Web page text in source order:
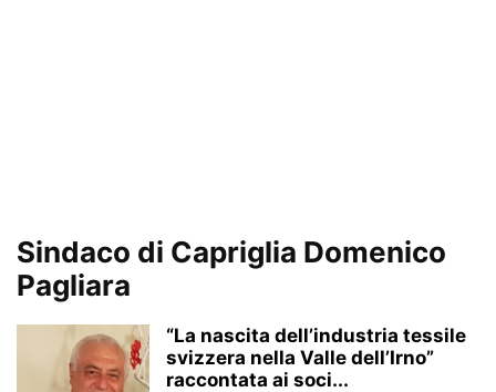
Sindaco di Capriglia Domenico
Pagliara
“La nascita dell’industria tessile
svizzera nella Valle dell’Irno”
raccontata ai soci...